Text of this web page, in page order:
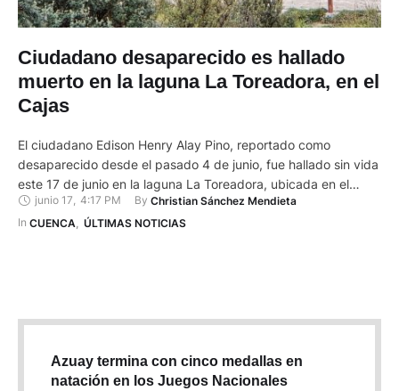
Ciudadano desaparecido es hallado
muerto en la laguna La Toreadora, en el
Cajas
El ciudadano Edison Henry Alay Pino, reportado como
desaparecido desde el pasado 4 de junio, fue hallado sin vida
este 17 de junio en la laguna La Toreadora, ubicada en el
Parque Nacional Cajas (PNC), en Cuenca. La desaparición del
hombre movilizó durante varios días a familiares y organismos
junio 17, 4:17 PM By Christian Sánchez Mendieta
In CUENCA ÚLTIMAS NOTICIAS
Azuay termina con cinco medallas en
natación en los Juegos Nacionales